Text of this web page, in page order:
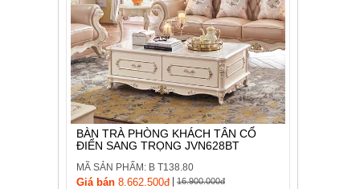
BÀN TRÀ PHÒNG KHÁCH TÂN CỔ
ĐIỂN SANG TRỌNG JVN628BT
MÃ SẢN PHẨM: B T138.80
Giá bán 8.662.500đ| 16.900.000đ